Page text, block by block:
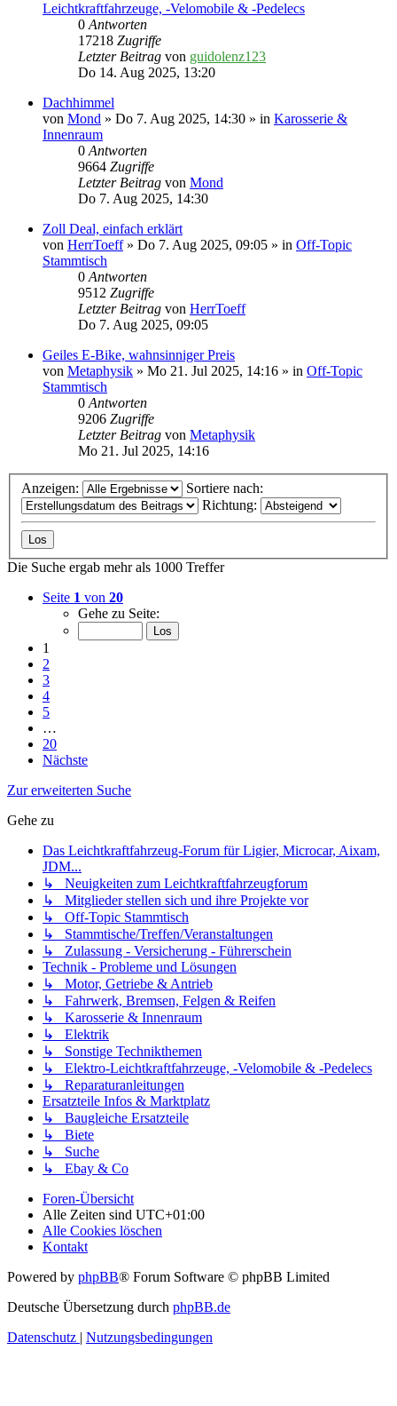
Leichtkraftfahrzeuge, -Velomobile & -Pedelecs
0Antworten
17218 Zugriffe
Letzter Beitrag von guidolenz123
Do 14. Aug 2025, 13:20
Dachhimmel
von Mond » Do 7. Aug 2025, 14:30 » in Karosserie &
Innenraum
0Antworten
9664 Zugriffe
Letzter Beitrag von Mond
Do 7. Aug 2025, 14:30
Zoll Deal, einfach erklärt
von HerrToeff» Do 7. Aug 2025, 09:05 » in Off-Topic
Stammtisch
0Antworten
9512 Zugriffe
Letzter Beitrag von HerrToeff
Do 7. Aug 2025, 09:05
Geiles E-Bike, wahnsinniger Preis
von Metaphysik » Mo 21. Jul 2025, 14:16 » in Off-Topic
Stammtisch
0Antworten
9206 Zugriffe
Letzter Beitrag von Metaphysik
Mo 21. Jul 2025, 14:16
Anzeigen:
Sortiere nach:
Richtung:
Die Suche ergab mehr als 1000 Treffer
Seite 1 von 20
Gehe zu Seite:
1
2
3
4
5
…
20
Nächste
Zur erweiterten Suche
Gehe zu
Das Leichtkraftfahrzeug-Forum für Ligier, Microcar, Aixam,
JDM...
↳ Neuigkeiten zum Leichtkraftfahrzeugforum
↳ Mitglieder stellen sich und ihre Projekte vor
↳ Off-Topic Stammtisch
↳ Stammtische/Treffen/Veranstaltungen
↳ Zulassung - Versicherung - Führerschein
Technik - Probleme und Lösungen
↳ Motor, Getriebe & Antrieb
↳ Fahrwerk, Bremsen, Felgen & Reifen
↳ Karosserie & Innenraum
↳ Elektrik
↳ Sonstige Technikthemen
↳ Elektro-Leichtkraftfahrzeuge, -Velomobile & -Pedelecs
↳ Reparaturanleitungen
Ersatzteile Infos & Marktplatz
↳ Baugleiche Ersatzteile
↳ Biete
↳ Suche
↳ Ebay & Co
Foren-Übersicht
Alle Zeiten sind UTC+01:00
Alle Cookies löschen
Kontakt
Powered by phpBB® Forum Software © phpBB Limited
Deutsche Übersetzung durch phpBB.de
Datenschutz | Nutzungsbedingungen